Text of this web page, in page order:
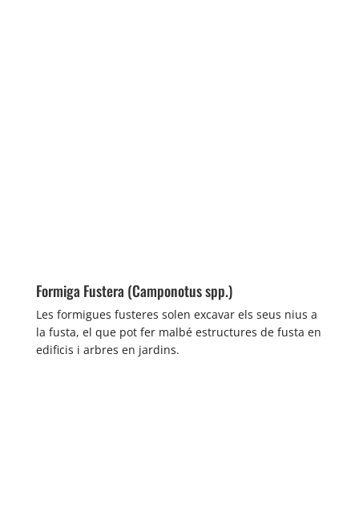
Formiga Fustera (Camponotus spp.)
Les formigues fusteres solen excavar els seus nius a
la fusta, el que pot fer malbé estructures de fusta en
edificis i arbres en jardins.